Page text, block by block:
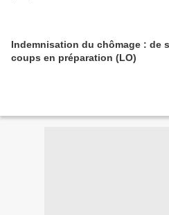
Indemnisation du chômage : de
coups en préparation (LO)